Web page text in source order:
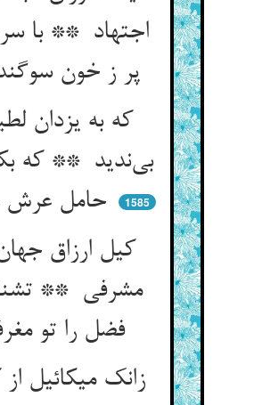
اجتهاد ** با
که به یزدان
بی‌ندید ** که
1585
کیل ارزاق
مشرفی **
فضل را تو مغرفی
زانک میکائیل